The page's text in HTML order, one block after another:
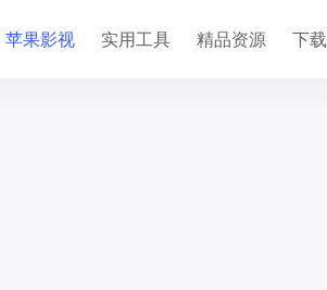
苹果影视 实用工具 精品资源 下载